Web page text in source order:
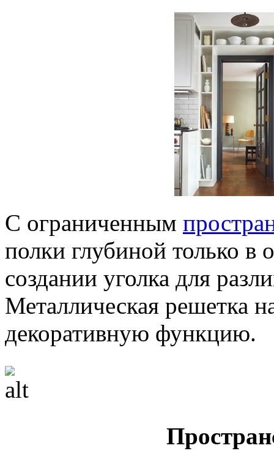
С ограниченным
полки глубиной только в
создании уголка для
Металлическая решетка
декоративную функцию.